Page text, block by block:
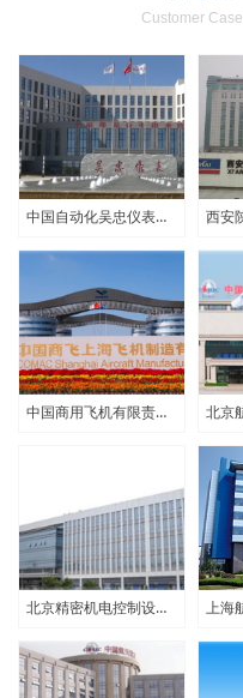
Customer Case
中国自动化吴忠仪表有限责任公司
中国商用飞机有限责任公司
北京精密机电控制设备研究所